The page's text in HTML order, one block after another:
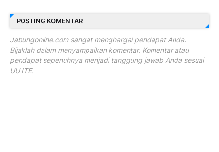
POSTING KOMENTAR
Jabungonline.com sangat menghargai pendapat Anda.
Bijaklah dalam menyampaikan komentar. Komentar atau
pendapat sepenuhnya menjadi tanggung jawab Anda sesuai
UU ITE.